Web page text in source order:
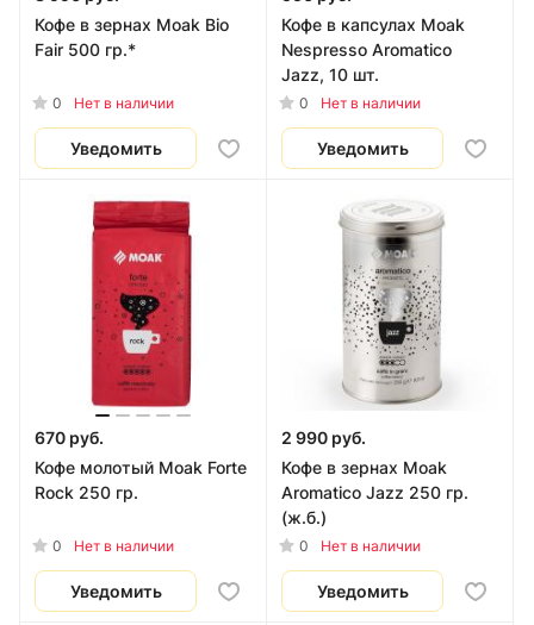
Кофе в зернах Moak Bio
Fair 500 гр.*
0 Нет в наличии
Уведомить
Кофе в капсулах Moak
Nespresso Aromatico
Jazz, 10 шт.
0 Нет в наличии
Уведомить
670 руб.
Кофе молотый Moak Forte
Rock 250 гр.
0 Нет в наличии
Уведомить
2 990 руб.
Кофе в зернах Moak
Aromatico Jazz 250 гр.
(ж.б.)
0 Нет в наличии
Уведомить